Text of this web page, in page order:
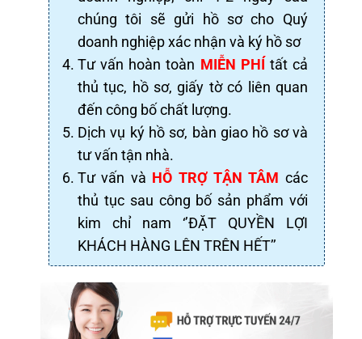
chúng tôi sẽ gửi hồ sơ cho Quý
doanh nghiệp xác nhận và ký hồ sơ
Tư vấn hoàn toàn MIỄN PHÍ tất cả
thủ tục, hồ sơ, giấy tờ có liên quan
đến công bố chất lượng.
Dịch vụ ký hồ sơ, bàn giao hồ sơ và
tư vấn tận nhà.
Tư vấn và HỖ TRỢ TẬN TÂM các
thủ tục sau công bố sản phẩm với
kim chỉ nam ‘’ĐẶT QUYỀN LỢI
KHÁCH HÀNG LÊN TRÊN HẾT’’